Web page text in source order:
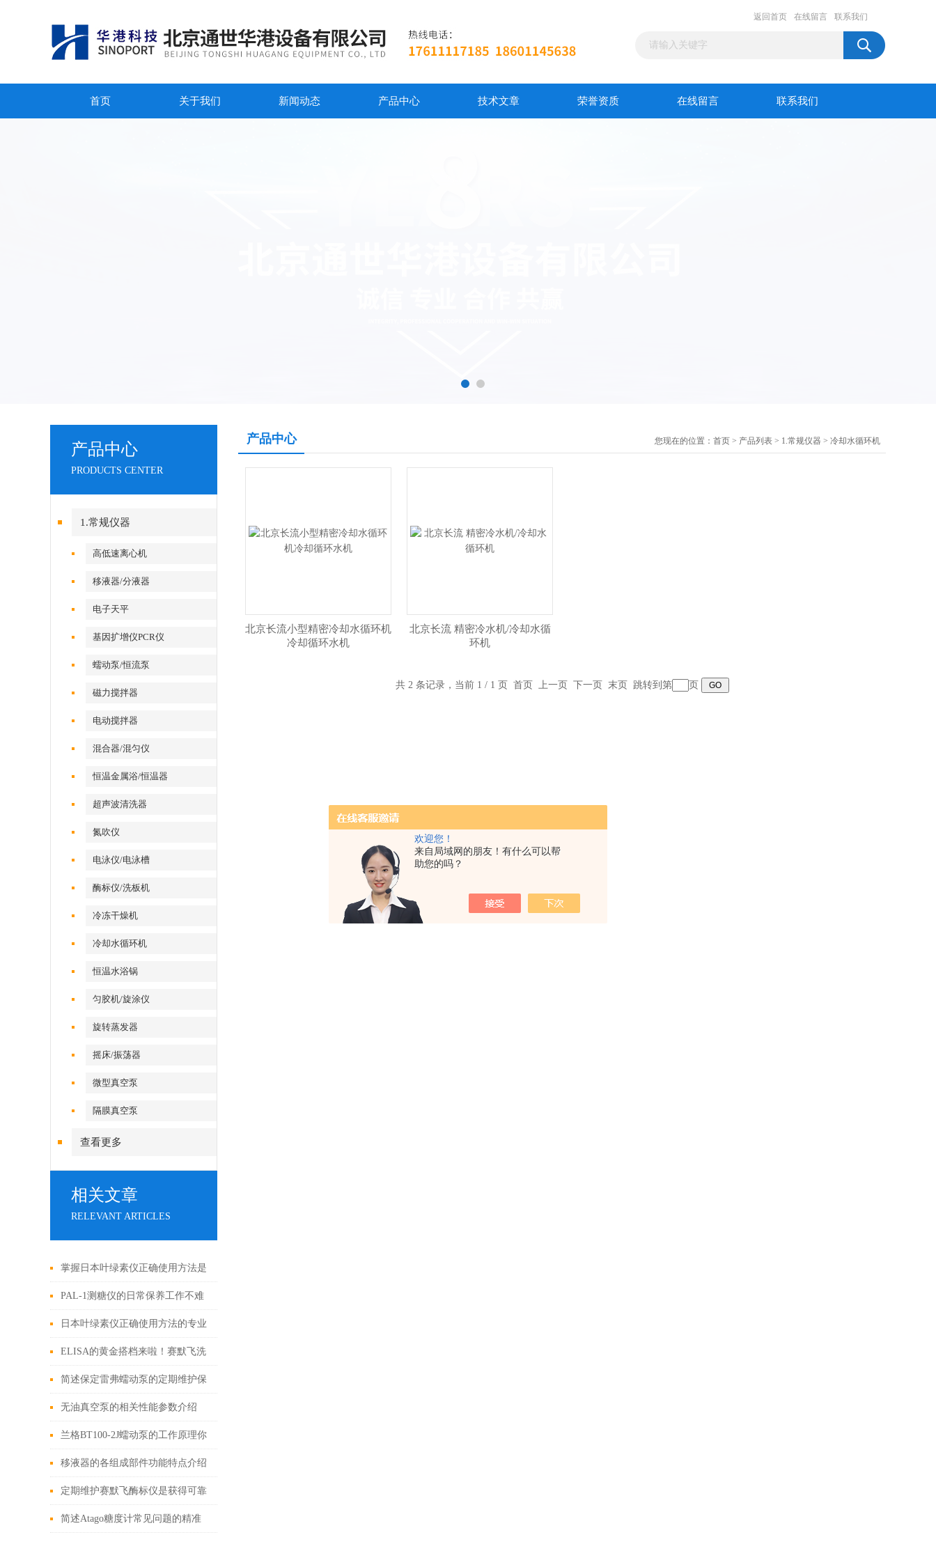
欢迎您！
来自局域网的朋友！有什么可以帮
助您的吗？
返回首页 在线留言 联系我们
首页 关于我们 新闻动态 产品中心 技术文章 荣誉资质 在线留言 联系我们
产品中心
PRODUCTS CENTER
1.常规仪器
高低速离心机
移液器/分液器
电子天平
基因扩增仪PCR仪
蠕动泵/恒流泵
磁力搅拌器
电动搅拌器
混合器/混匀仪
恒温金属浴/恒温器
超声波清洗器
氮吹仪
电泳仪/电泳槽
酶标仪/洗板机
冷冻干燥机
冷却水循环机
恒温水浴锅
匀胶机/旋涂仪
旋转蒸发器
摇床/振荡器
微型真空泵
隔膜真空泵
查看更多
相关文章
RELEVANT ARTICLES
掌握日本叶绿素仪正确使用方法是
确保测量数据准确性的关键
PAL-1测糖仪的日常保养工作不难
做,只要按照这个操作就行了
日本叶绿素仪正确使用方法的专业
分享
ELISA的黄金搭档来啦！赛默飞洗
板机
简述保定雷弗蠕动泵的定期维护保
养方法
无油真空泵的相关性能参数介绍
兰格BT100-2J蠕动泵的工作原理你
了解吗
移液器的各组成部件功能特点介绍
定期维护赛默飞酶标仪是获得可靠
且精确实验数据的关键
简述Atago糖度计常见问题的精准
产品中心 您现在的位置： 首页 > 产品列表 > 1.常规仪器 > 冷却水循环机
北京长流小型精密冷却水循环机
冷却循环水机
北京长流 精密冷水机/冷却水循
环机
共 2 条记录，当前 1 / 1 页 首页 上一页 下一页 末页 跳转到第 页